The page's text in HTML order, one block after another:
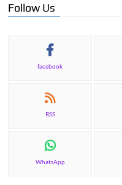
Follow Us
facebook
RSS
WhatsApp